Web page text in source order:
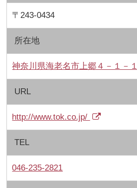
〒243-0434
所在地
神奈川県海老名市上郷４－１－１
URL
http://www.tok.co.jp/
TEL
046-235-2821